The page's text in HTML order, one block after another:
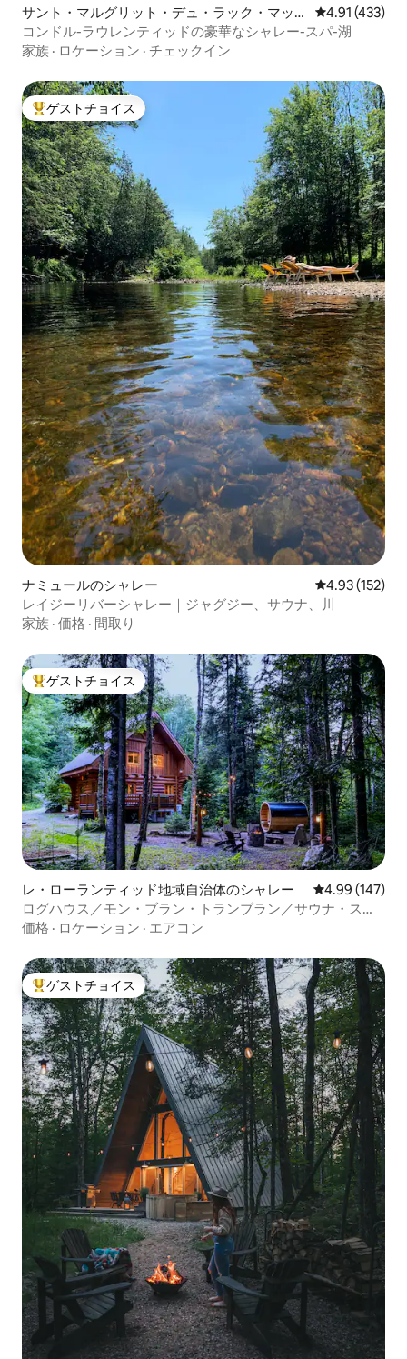
サント・マルグリット・デュ・ラック・マッソ
ンのシャレー
レビュー433
4.91 (433)
コンドル-ラウレンティッドの豪華なシャレー-スパ-湖
家族 · ロケーション · チェックイン
大好評のゲストチョイスです。
ゲストチョイス
ナミュールのシャレー レビュー152
4.93 (152)
レイジーリバーシャレー｜ジャグジー、サウナ、川
家族 · 価格 · 間取り
大好評のゲストチョイスです。
ゲストチョイス
レ・ローランティッド地域自治体のシャレー レビュー147
4.99 (147)
ログハウス／モン・ブラン・トランブラン／サウナ・ス
パ・バーベキュー
価格 · ロケーション · エアコン
大好評のゲストチョイスです。
ゲストチョイス